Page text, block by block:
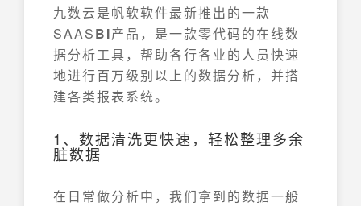
九数云是帆软软件最新推出的一款
SAASBI产品，是一款零代码的在线数
据分析工具，帮助各行各业的人员快速
地进行百万级别以上的数据分析，并搭
建各类报表系统。
1、数据清洗更快速，轻松整理多余
脏数据
在日常做分析中，我们拿到的数据一般